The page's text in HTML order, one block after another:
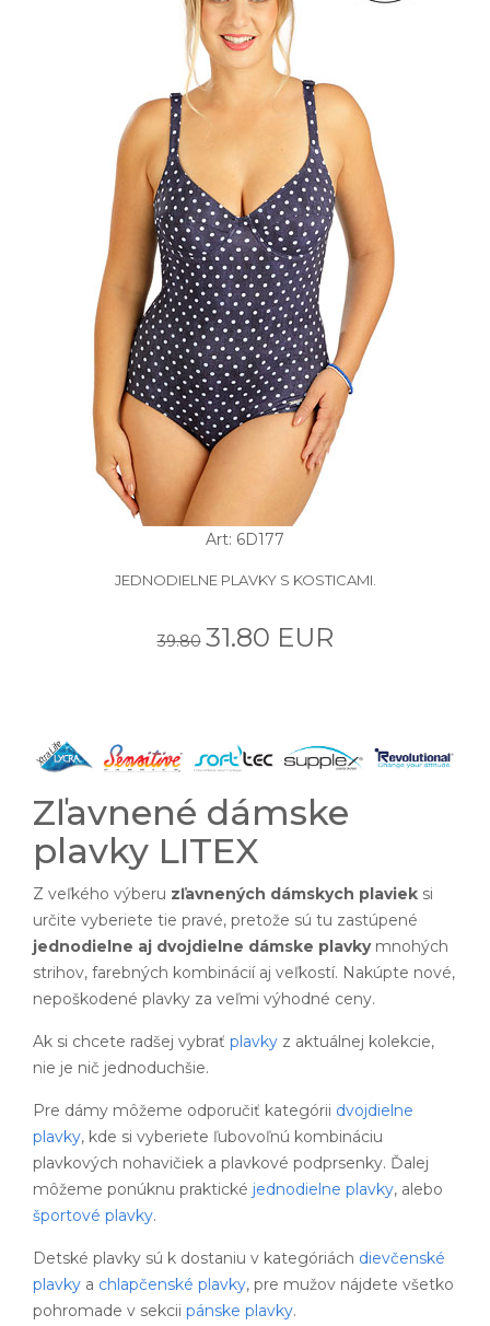
Art: 6D177
JEDNODIELNE PLAVKY S KOSTICAMI.
39.80 31.80 EUR
Zľavnené dámske
plavky LITEX
Z veľkého výberu zľavnených dámskych plaviek si
určite vyberiete tie pravé, pretože sú tu zastúpené
jednodielne aj dvojdielne dámske plavkymnohých
strihov, farebných kombinácií aj veľkostí. Nakúpte nové,
nepoškodené plavky za veľmi výhodné ceny.
Ak si chcete radšej vybrať plavky z aktuálnej kolekcie,
nie je nič jednoduchšie.
Pre dámy môžeme odporučiť kategórii dvojdielne
plavky, kde si vyberiete ľubovoľnú kombináciu
plavkových nohavičiek a plavkové podprsenky. Ďalej
môžeme ponúknu praktické jednodielne plavky, alebo
športové plavky.
Detské plavky sú k dostaniu v kategóriách dievčenské
plavky a chlapčenské plavky, pre mužov nájdete všetko
pohromade v sekcii pánske plavky.